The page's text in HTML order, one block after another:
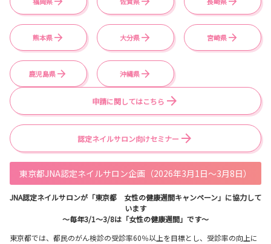
熊本県 大分県 宮崎県
鹿児島県 沖縄県
申請に関してはこちら
認定ネイルサロン向けセミナー
東京都JNA認定ネイルサロン企画（2026年3月1日～3月8日）
JNA認定ネイルサロンが「東京都 女性の健康週間キャンペーン」に協力して
います
～毎年3/1～3/8は「女性の健康週間」です～
東京都では、都民のがん検診の受診率60％以上を目標とし、受診率の向上に